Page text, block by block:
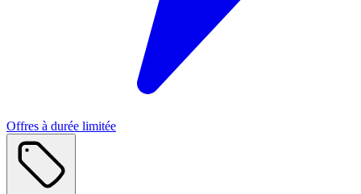
Offres à durée limitée